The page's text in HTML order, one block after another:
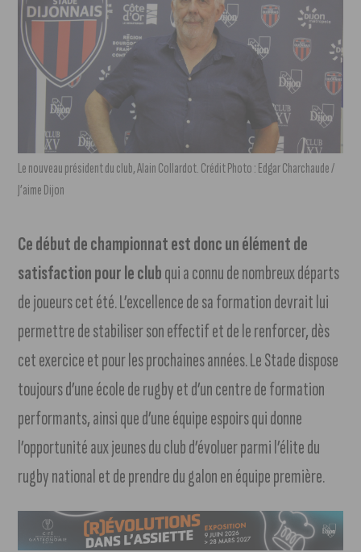
Le nouveau président du club, Alain Collardot. Crédit Photo : Edgar Charchaude /
J’aime Dijon
Ce début de championnat est donc un élément de
satisfaction pour le clubqui a connu de nombreux départs
de joueurs cet été. L’excellence de sa formation devrait lui
permettre de stabiliser son effectif et de le renforcer, dès
cet exercice et pour les prochaines années. Le Stade dispose
toujours d’une école de rugby et d’un centre de formation
performants, ainsi que d’une équipe espoirs qui donne
l’opportunité aux jeunes du club d’évoluer parmi l’élite du
rugby national et de prendre du galon en équipe première.